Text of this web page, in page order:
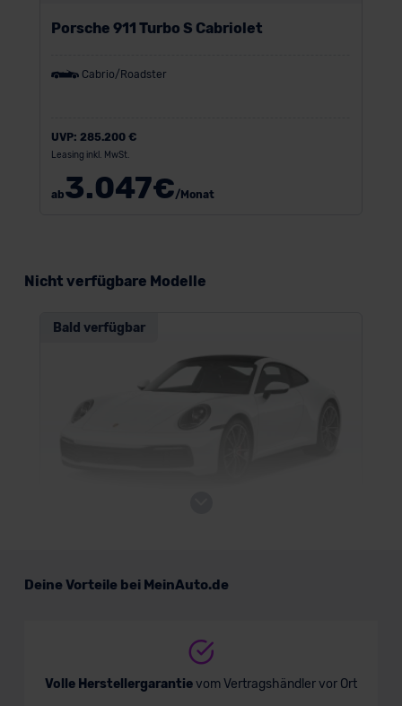
Porsche 911 Turbo S Cabriolet
Cabrio/Roadster
UVP: 285.200 €
Leasing inkl. MwSt.
ab3.047€/Monat
Nicht verfügbare Modelle
Bald verfügbar
Deine Vorteile bei MeinAuto.de
Volle Herstellergarantievom Vertragshändler vor Ort